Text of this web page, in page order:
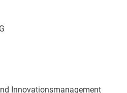
Innovationsmanagement